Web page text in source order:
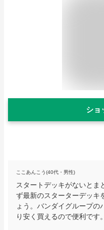
ショ
ここあんこう(40代・男性)
スタートデッキがないとま
ず最新のスターターデッキ
ょう。バンダイグループの
り安く買えるので便利です。